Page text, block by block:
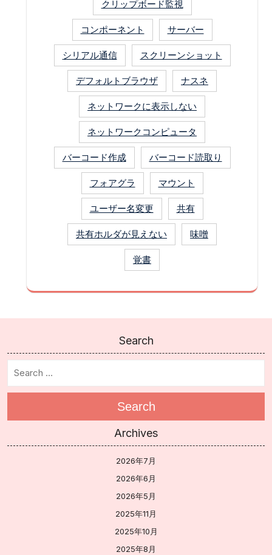
クリップボード監視
コンポーネント サーバー
シリアル通信 スクリーンショット
デフォルトブラウザ ナスネ
ネットワークに表示しない
ネットワークコンピュータ
バーコード作成 バーコード読取り
フォアグラ マウント
ユーザー名変更 共有
共有ホルダが見えない 味噌
覚書
Search
Search
Archives
2026年7月
2026年6月
2026年5月
2025年11月
2025年10月
2025年8月